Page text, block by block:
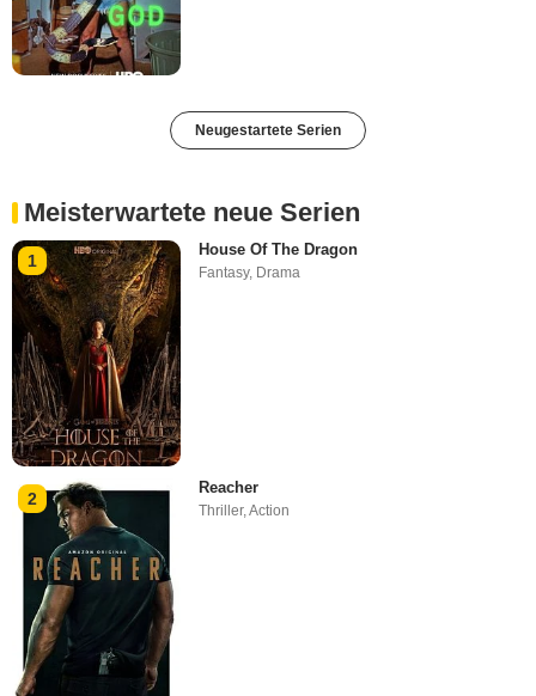
Neugestartete Serien
Meisterwartete neue Serien
1
House Of The Dragon
Fantasy, Drama
2
Reacher
Thriller,Action